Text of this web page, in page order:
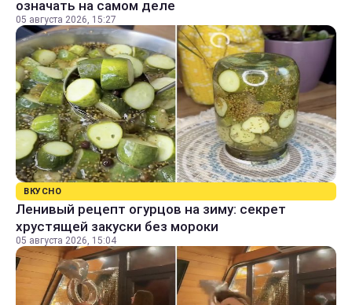
означать на самом деле
05 августа 2026, 15:27
ВКУСНО
Ленивый рецепт огурцов на зиму: секрет
хрустящей закуски без мороки
05 августа 2026, 15:04